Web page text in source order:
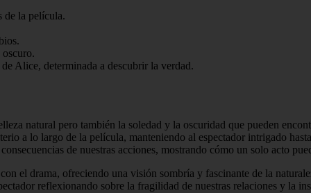
de la película.
Alice, determinada a descubrir la verdad.
natural pero también la soledad y la oscuridad que pueden
a lo largo de la película, manteniendo al espectador intrigado
de nuestras acciones, mostrando cómo un solo acto
el drama, ofreciendo una visión sombría y fascinante de la
reflexionando sobre la fragilidad de nuestras relaciones y la